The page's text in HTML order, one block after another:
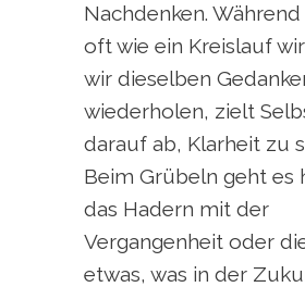
Nachdenken.
oft wie ein Kreislauf
wir dieselben
wiederholen, zielt
darauf ab, Klarheit zu
Beim Grübeln geht es
das Hadern mit der
Vergangenheit oder
etwas, was in der